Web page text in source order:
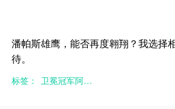
潘帕斯雄鹰，能否再度翱翔？我选择
待。
标签： 卫冕冠军阿根廷能否在世界杯上成功卫冕